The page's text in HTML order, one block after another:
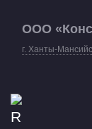
ООО
г. Ханты-